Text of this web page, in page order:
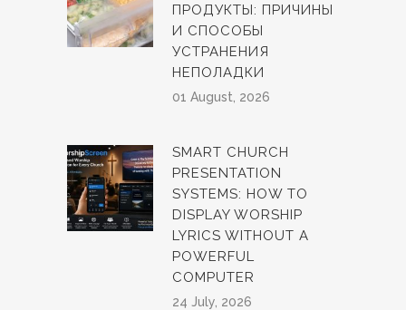
ПРОДУКТЫ: ПРИЧИНЫ
И СПОСОБЫ
УСТРАНЕНИЯ
НЕПОЛАДКИ
01 August, 2026
SMART CHURCH
PRESENTATION
SYSTEMS: HOW TO
DISPLAY WORSHIP
LYRICS WITHOUT A
POWERFUL
COMPUTER
24 July, 2026